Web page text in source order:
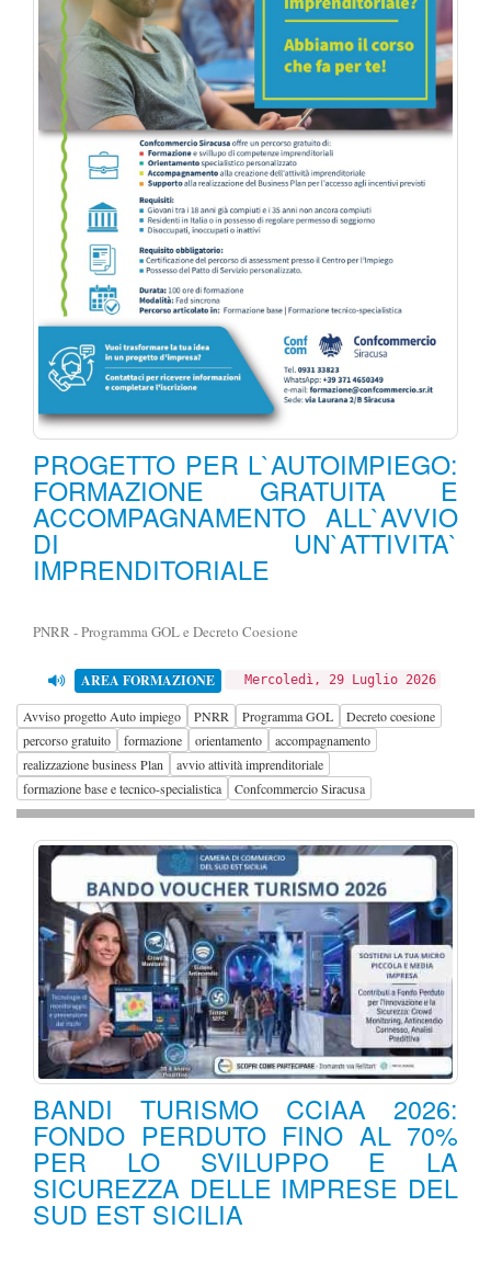
PROGETTO PER L`AUTOIMPIEGO:
FORMAZIONE GRATUITA E
ACCOMPAGNAMENTO ALL`AVVIO
DI UN`ATTIVITA`
IMPRENDITORIALE
PNRR - Programma GOL e Decreto Coesione
AREA FORMAZIONE Mercoledì, 29 Luglio 2026
Avviso progetto Auto impiego PNRR Programma GOL
Decreto coesione
percorso gratuito
formazione orientamento
accompagnamento
realizzazione business Plan
avvio attività imprenditoriale
formazione base e tecnico-specialistica
Confcommercio Siracusa
BANDI TURISMO CCIAA 2026:
FONDO PERDUTO FINO AL 70%
PER LO SVILUPPO E LA
SICUREZZA DELLE IMPRESE DEL
SUD EST SICILIA